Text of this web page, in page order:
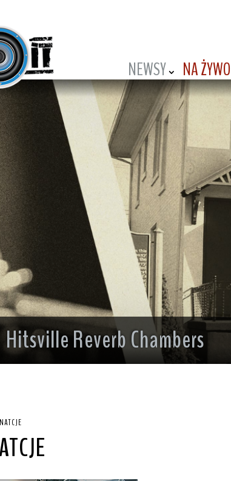
NEWSY NA ŻYWO
Hitsville Reverb Chambers